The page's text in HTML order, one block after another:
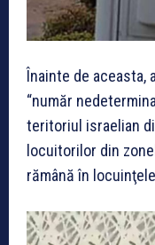
Înainte de aceasta,
“număr
teritoriul israelian
locuitorilor din
rămână în